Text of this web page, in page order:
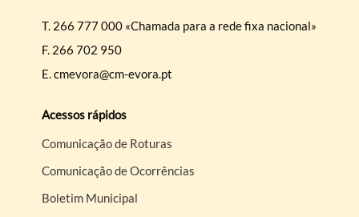
T. 266 777 000 «Chamada para a rede fixa nacional»
F. 266 702 950
E.cmevora@cm-evora.pt
Acessos rápidos
Comunicação de Roturas
Comunicação de Ocorrências
Boletim Municipal